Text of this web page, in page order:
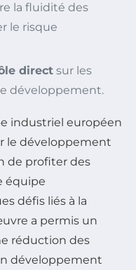
la fluidité des
le risque
direct sur les
développement.
industriel européen
le développement
de profiter des
équipe
défis liés à la
a permis un
réduction des
développement